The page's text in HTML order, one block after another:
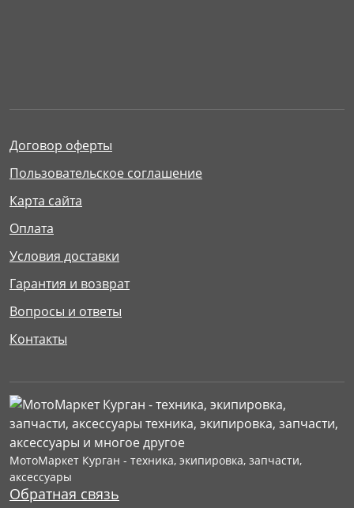
Договор оферты
Пользовательское соглашение
Карта сайта
Оплата
Условия доставки
Гарантия и возврат
Вопросы и ответы
Контакты
МотоМаркет Курган - техника, экипировка, запчасти,
аксессуары
Обратная связь